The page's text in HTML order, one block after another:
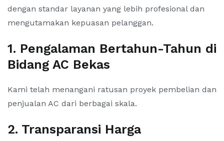
dengan standar layanan yang lebih profesional dan
mengutamakan kepuasan pelanggan.
1. Pengalaman Bertahun-Tahun di
Bidang AC Bekas
Kami telah menangani ratusan proyek pembelian dan
penjualan AC dari berbagai skala.
2. Transparansi Harga